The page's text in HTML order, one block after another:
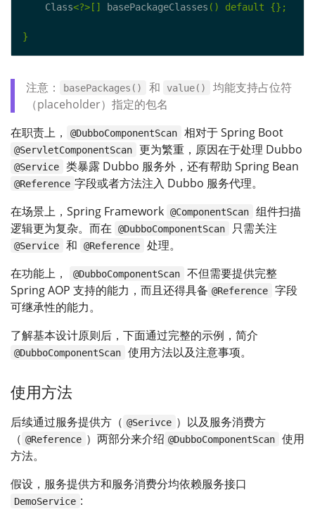
    Class
<?>[] basePackageClasses () default {};
}
注意： basePackages() 和 value()
均能支持占位符
（placeholder）指定的包名
在职责上，
@DubboComponentScan 相对于 Spring Boot
@ServletComponentScan 更为繁重，原因在于处理 Dubbo
@Service 类暴露 Dubbo 服务外，还有帮助 Spring Bean
@Reference 字段或者方法注入 Dubbo 服务代理。
在场景上，Spring Framework @ComponentScan
组件扫描
逻辑更为复杂。而在
@DubboComponentScan 只需关注
@Service 和 @Reference
处理。
在功能上，
@DubboComponentScan
不但需要提供完整
Spring AOP 支持的能力，而且还得具备 @Reference
字段
可继承性的能力。
了解基本设计原则后，下面通过完整的示例，简介
@DubboComponentScan 使用方法以及注意事项。
使用方法
后续通过服务提供方（ @Serivce ）以及服务消费方
（ @Reference ）两部分来介绍 @DubboComponentScan
使用
方法。
假设，服务提供方和服务消费分均依赖服务接口
DemoService :